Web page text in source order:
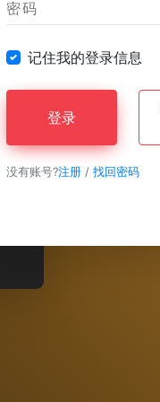
记住我的登录信息
登录
没有账号?注册 /找回密码